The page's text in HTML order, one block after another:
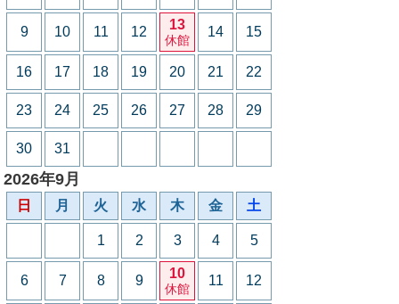
9 10 11 12 13
休館
14 15
16 17 18 19 20 21 22
23 24 25 26 27 28 29
30 31
2026年9月
日 月 火 水 木 金 土
1 2 3 4 5
6 7 8 9 10
休館
11 12